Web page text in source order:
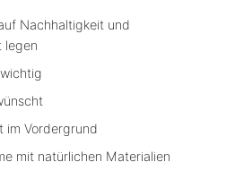
Nachhaltigkeit und
legen
im Vordergrund
mit natürlichen Materialien